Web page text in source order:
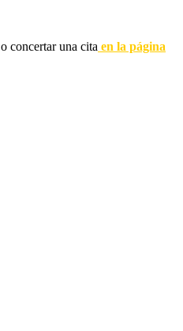
o concertar una cita en la página